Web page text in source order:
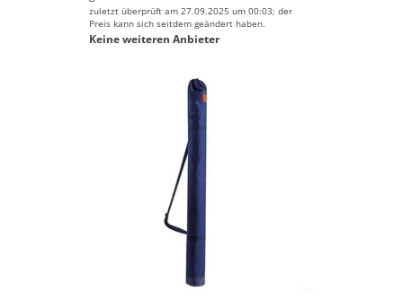
zuletzt überprüft am 27.09.2025 um 00:03; der
Preis kann sich seitdem geändert haben.
Keine weiteren Anbieter